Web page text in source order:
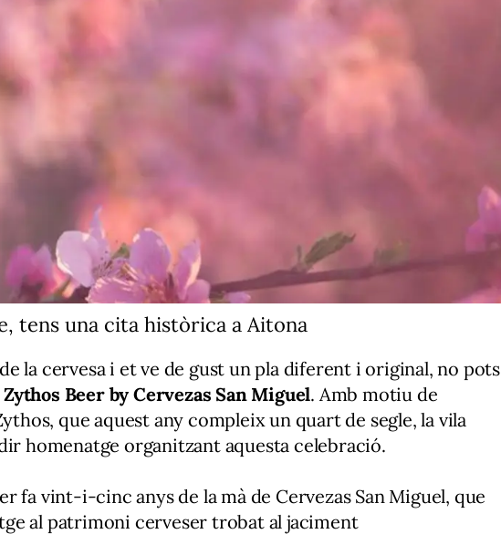
tens una cita històrica a Aitona
la cervesa i et ve de gust un pla diferent i original, no pots
Beer by Cervezas San Miguel. Amb motiu de
que aquest any compleix un quart de segle, la vila
homenatge organitzant aquesta celebració.
fa vint-i-cinc anys de la mà de Cervezas San Miguel, que
al patrimoni cerveser trobat al jaciment